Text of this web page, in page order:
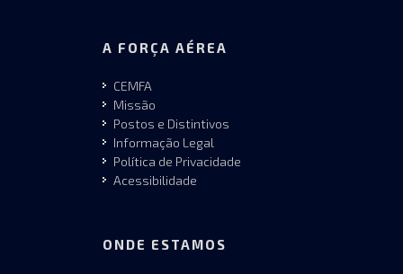
A FORÇA AÉREA
CEMFA
Missão
Postos e Distintivos
Informação Legal
Política de Privacidade
Acessibilidade
ONDE ESTAMOS